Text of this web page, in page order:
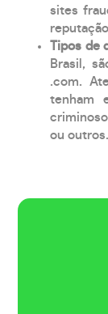
sites
Tipos de
Brasil,
.com.
tenham
ou outros.